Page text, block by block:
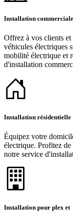
Installation commerciale
Offrez à vos clients
véhicules électriques
mobilité électrique et
d'installation
Installation résidentielle
Équipez votre
électrique. Profitez
notre service
Installation pour plex et